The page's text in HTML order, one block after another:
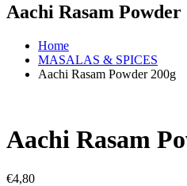
Aachi Rasam Powder
Home
MASALAS & SPICES
Aachi Rasam Powder 200g
Aachi Rasam
€4,80